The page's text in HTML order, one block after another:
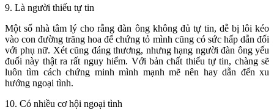
9. Là người thiếu tự tin
Một số nhà tâm lý cho rằng đàn ông không đủ tự tin, dễ bị lôi kéo
vào con đường trăng hoa để chứng tỏ mình cũng có sức hấp dẫn đối
với phụ nữ. Xét cũng đáng thương, nhưng hạng người đàn ông yếu
đuối này thật ra rất nguy hiểm. Với bản chất thiếu tự tin, chàng sẽ
luôn tìm cách chứng minh mình mạnh mẽ nên hay dẫn đến xu
hướng ngoại tình.
10. Có nhiều cơ hội ngoại tình